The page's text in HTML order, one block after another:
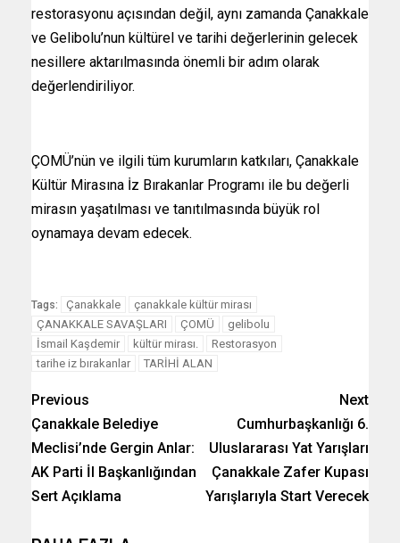
restorasyonu açısından değil, aynı zamanda Çanakkale
ve Gelibolu’nun kültürel ve tarihi değerlerinin gelecek
nesillere aktarılmasında önemli bir adım olarak
değerlendiriliyor.
ÇOMÜ’nün ve ilgili tüm kurumların katkıları, Çanakkale
Kültür Mirasına İz Bırakanlar Programı ile bu değerli
mirasın yaşatılması ve tanıtılmasında büyük rol
oynamaya devam edecek.
Tags: Çanakkale
çanakkale kültür mirası
ÇANAKKALE SAVAŞLARI
ÇOMÜ
gelibolu
İsmail Kaşdemir
kültür mirası.
Restorasyon
tarihe iz bırakanlar
TARİHİ ALAN
Previous
Çanakkale Belediye
Meclisi’nde Gergin Anlar:
AK Parti İl Başkanlığından
Sert Açıklama
Next
Cumhurbaşkanlığı 6.
Uluslararası Yat Yarışları
Çanakkale Zafer Kupası
Yarışlarıyla Start Verecek